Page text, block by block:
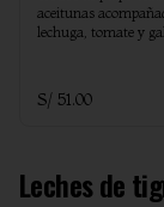
aceitunas
lechuga, tomate y
S/ 51.00
Leches de